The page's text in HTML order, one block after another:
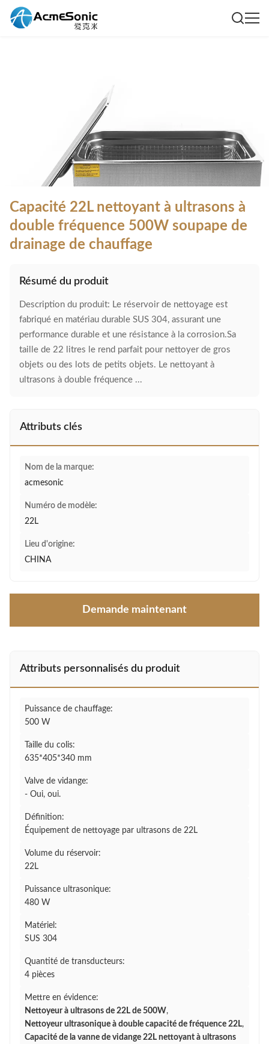
Capacité 22L nettoyant à ultrasons à
double fréquence 500W soupape de
drainage de chauffage
Résumé du produit
Description du produit: Le réservoir de nettoyage est
fabriqué en matériau durable SUS 304, assurant une
performance durable et une résistance à la corrosion.Sa
taille de 22 litres le rend parfait pour nettoyer de gros
objets ou des lots de petits objets. Le nettoyant à
ultrasons à double fréquence ...
Attributs clés
Nom de la marque:
acmesonic
Numéro de modèle:
22L
Lieu d'origine:
CHINA
Demande maintenant
Attributs personnalisés du produit
Puissance de chauffage:
500 W
Taille du colis:
635*405*340 mm
Valve de vidange:
- Oui, oui.
Définition:
Équipement de nettoyage par ultrasons de 22L
Volume du réservoir:
22L
Puissance ultrasonique:
480 W
Matériel:
SUS 304
Quantité de transducteurs:
4 pièces
Mettre en évidence:
Nettoyeur à ultrasons de 22L de 500W,
Nettoyeur ultrasonique à double capacité de fréquence 22L,
Capacité de la vanne de vidange 22L nettoyant à ultrasons